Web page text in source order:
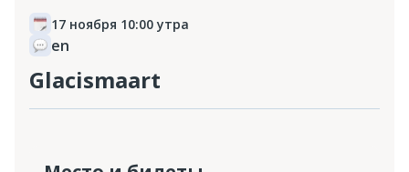
17 ноября 10:00 утра
en
Glacismaart